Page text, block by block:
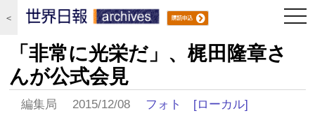
＜
「非常に光栄だ」、梶田隆章さ
んが公式会見
編集局 2015/12/08 フォト [ローカル]